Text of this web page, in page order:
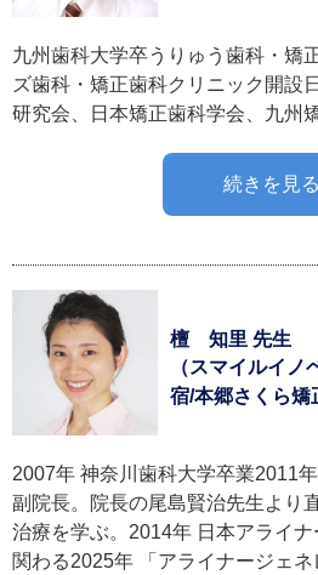
九州歯科大学卒うりゅう歯科・矯
ズ歯科・矯正歯科クリニック開設
研究会、日本矯正歯科学会、九州
続きを見る
檀 知里 先生
（スマイルイ
宿/本郷さくら矯
2007年 神奈川歯科大学卒業2011
副院長。院長の尾島賢治先生より
治療を学ぶ。2014年 日本アライ
関わる2025年 「アライナージェネ